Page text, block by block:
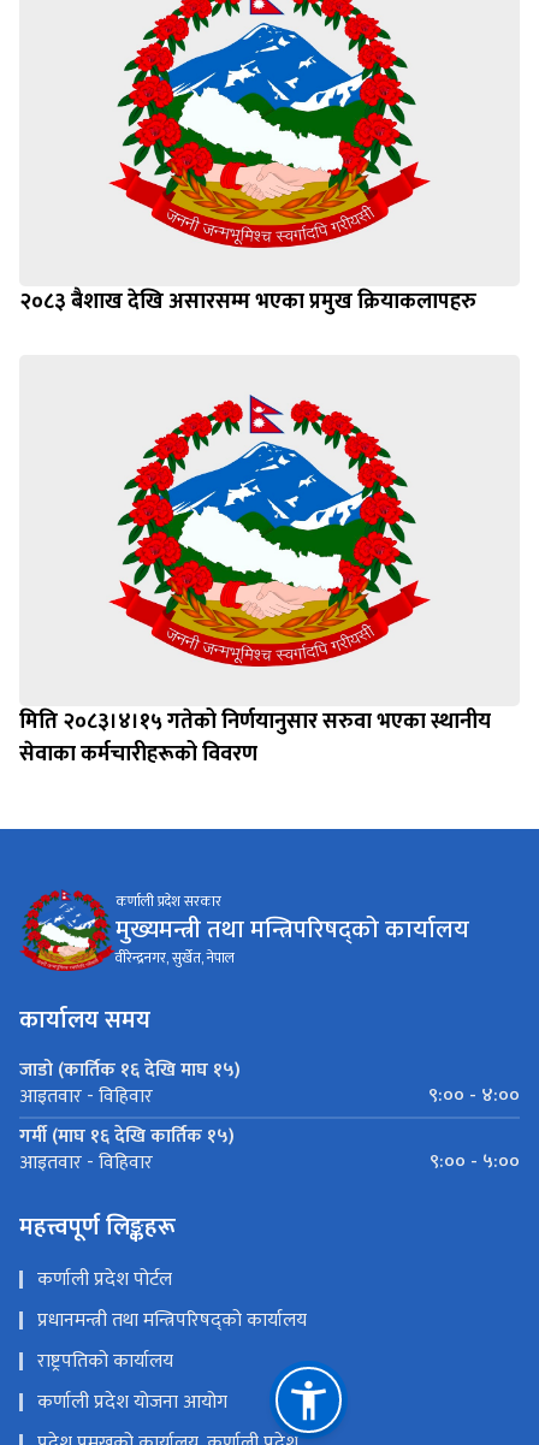
२०८३ बैशाख देखि असारसम्म भएका प्रमुख क्रियाकलापहरु
मिति २०८३।४।१५ गतेको निर्णयानुसार सरुवा भएका स्थानीय
सेवाका कर्मचारीहरूको विवरण
कर्णाली प्रदेश सरकार
मुख्यमन्त्री तथा मन्त्रिपरिषद्को कार्यालय
वीरेन्द्रनगर, सुर्खेत, नेपाल
कार्यालय समय
जाडो (कार्तिक १६ देखि माघ १५)
आइतवार - विहिवार
९:०० - ४:००
गर्मी (माघ १६ देखि कार्तिक १५)
आइतवार - विहिवार ९:०० - ५:००
महत्त्वपूर्ण लिङ्कहरू
कर्णाली प्रदेश पोर्टल
प्रधानमन्त्री तथा मन्त्रिपरिषद्को कार्यालय
राष्ट्रपतिको कार्यालय
कर्णाली प्रदेश योजना आयोग